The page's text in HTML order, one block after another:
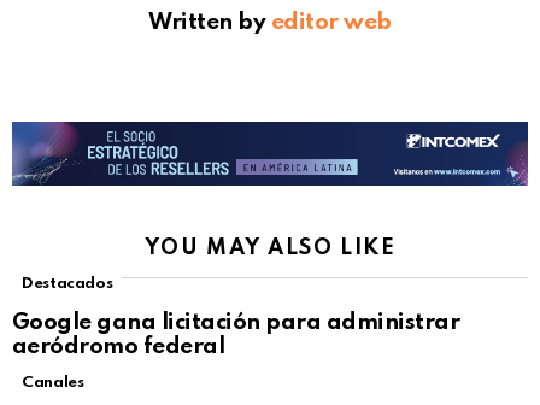
Written by editor web
YOU MAY ALSO LIKE
Destacados
Google gana licitación para administrar
aeródromo federal
Canales